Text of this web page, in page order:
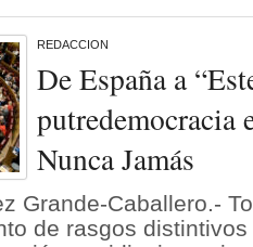
REDACCION
De España a
putredemocracia
Nunca Jamás
Grande-Caballero.-
de rasgos